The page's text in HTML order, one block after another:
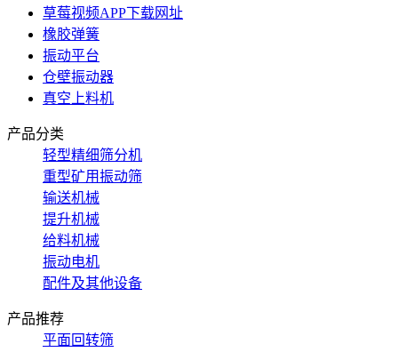
草莓视频APP下载网址
橡胶弹簧
振动平台
仓壁振动器
真空上料机
产品分类
轻型精细筛分机
重型矿用振动筛
输送机械
提升机械
给料机械
振动电机
配件及其他设备
产品推荐
平面回转筛